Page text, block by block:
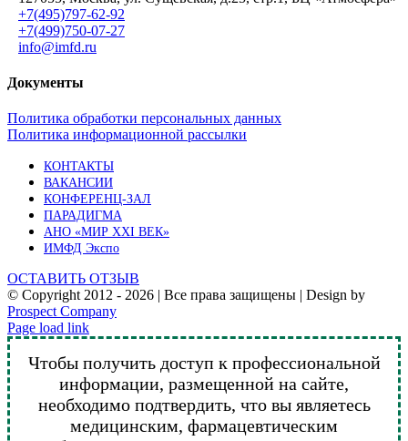
+7(495)797-62-92
+7(499)750-07-27
info@imfd.ru
Документы
Политика обработки персональных данных
Политика информационной рассылки
КОНТАКТЫ
ВАКАНСИИ
КОНФЕРЕНЦ-ЗАЛ
ПАРАДИГМА
АНО «МИР XXI ВЕК»
ИМФД Экспо
ОСТАВИТЬ ОТЗЫВ
© Copyright 2012 - 2026 | Все права защищены | Design by
Prospect Company
Vk
Telegram
YouTube
Email
Page load link
Чтобы получить доступ к профессиональной
информации, размещенной на сайте,
необходимо подтвердить, что вы являетесь
медицинским, фармацевтическим